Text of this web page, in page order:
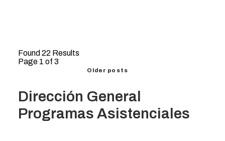
Found 22 Results
Page 1 of 3
Older posts
Dirección General
Programas Asistenciales